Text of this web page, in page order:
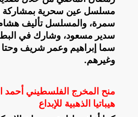
مسلسل عين سحرية بمشاركة
سمرة، والمسلسل تأليف
سدير مسعود، وشارك في
سما إبراهيم وعمر شريف وحتا
وغيرهم.
منح المخرج الفلسطيني أحمد
هيباتيا الذهبية للإبداع